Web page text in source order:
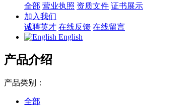
全部 营业执照 资质文件 证书展示
加入我们
诚聘英才 在线反馈 在线留言
English
产品介绍
产品类别：
全部